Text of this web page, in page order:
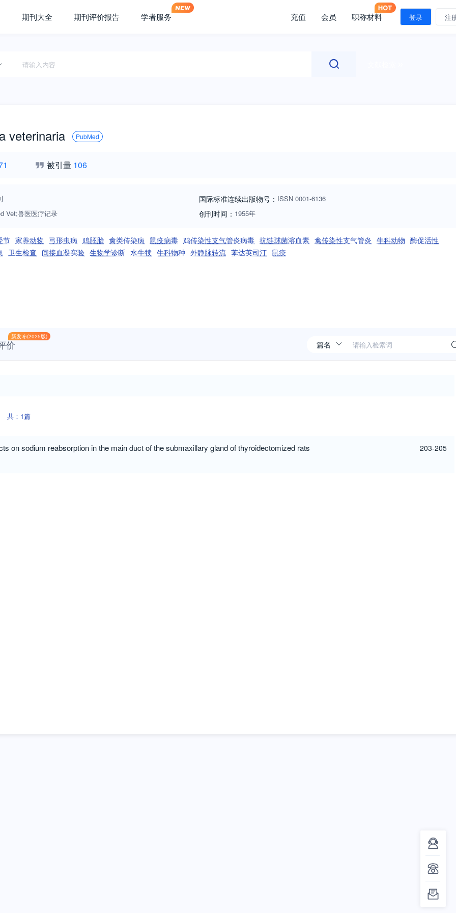
期刊大全 期刊评价报告 学者服务 充值 会员 职称材料 登录 注
veterinaria PubMed
被引量 106
Vet;兽医医疗记录
国际标准连续出版物号 ： ISSN 0001-6136
创刊时间： 1955年
节 家养动物 弓形虫病 鸡胚胎 禽类传染病 鼠疫病毒 鸡传染性支气管炎病毒 抗链球菌溶血素 禽传染性支气管炎 牛科动物 酶促活性
卫生检查 间接血凝实验 生物学诊断 水牛犊 牛科物种 外静脉转流 苯达英司汀 鼠疫
新发布(2025版)
价
共：1篇
on sodium reabsorption in the main duct of the submaxillary gland of thyroidectomized rats 203-205